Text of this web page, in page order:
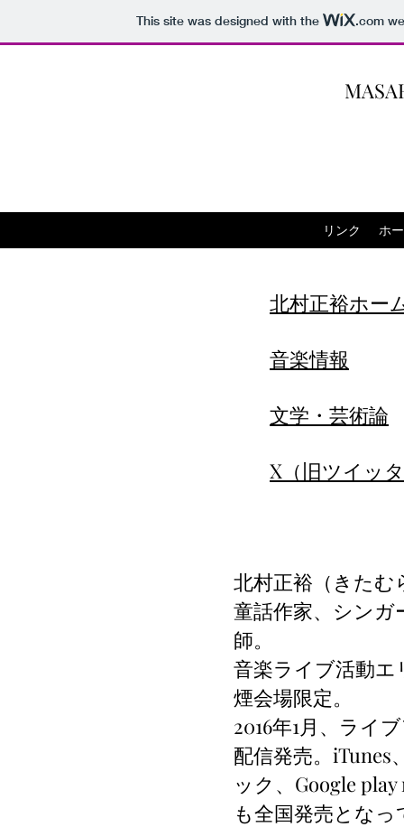
This site was designed with the .com
リンク ホ
北村正裕ホー
音楽情報
文学・芸術論
X（旧ツイッ
北村正裕（きたむ
童話作家、シン
師。
音楽ライブ活動
煙会場限定。
2016年1月、ライ
配信発売。iTunes
ック、Google
も全国発売とな